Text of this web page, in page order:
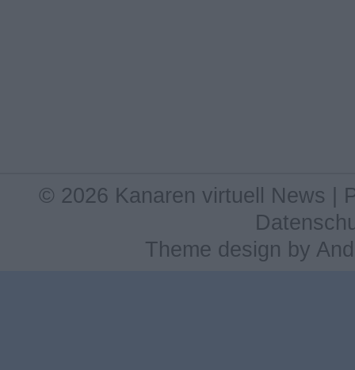
© 2026 Kanaren virtuell News |
Theme design by